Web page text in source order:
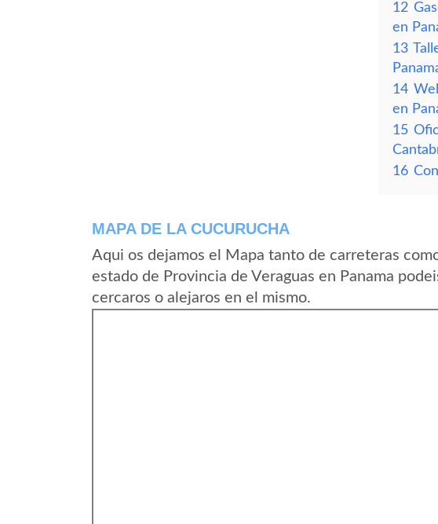
12
en
13
14
en
15
16
MAPA DE LA CUCURUCHA
Aqui os dejamos el Mapa tanto de carreteras
estado de Provincia de Veraguas en Panama
cercaros o alejaros en el mismo.